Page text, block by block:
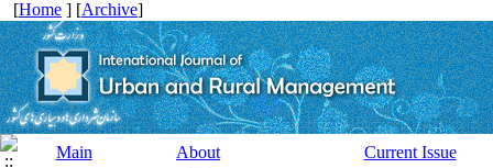
[Home ] [Archive]
Main About Current Issue